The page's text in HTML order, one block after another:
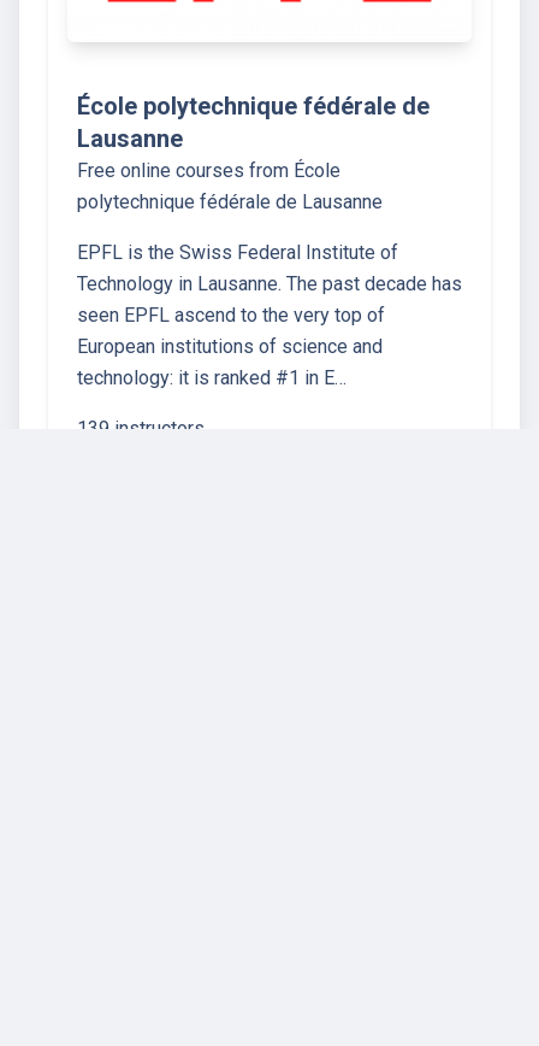
École polytechnique fédérale de
Lausanne
Free online courses from École
polytechnique fédérale de Lausanne
EPFL is the Swiss Federal Institute of
Technology in Lausanne. The past decade has
seen EPFL ascend to the very top of
European institutions of science and
technology: it is ranked #1 in E…
139 instructors